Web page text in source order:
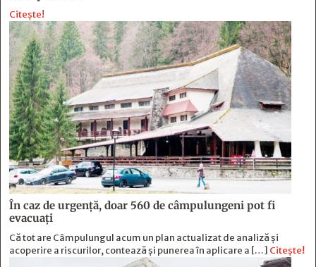
Citește!
În caz de urgență, doar 560 de câmpulungeni pot fi
evacuați
Că tot are Câmpulungul acum un plan actualizat de analiză și
acoperire a riscurilor, contează și punerea în aplicare a […] Citește!